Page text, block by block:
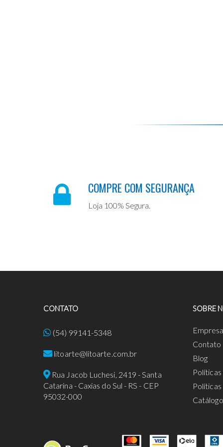
COMPRE COM SEGURANÇA
Loja 100% Segura.
CONTATO
(54) 99141-5348
litoarte@litoarte.com.br
Rua Jacob Luchesi, 2419 - Santa
Catarina - Caxias do Sul - RS - CEP
95032-000
SOBRE
Empresa
Contato
Blog
Políticas